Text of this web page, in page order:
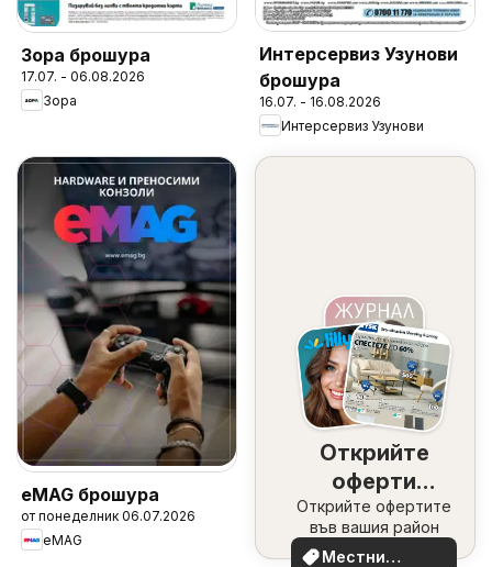
Зора брошура
17.07. - 06.08.2026
Зора
Интерсервиз Узунови
брошура
16.07. - 16.08.2026
Интерсервиз Узунови
eMAG брошура
от понеделник 06.07.2026
eMAG
Открийте
оферти
наблизо
Открийте офертите
във вашия район
Местни